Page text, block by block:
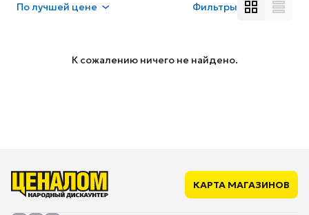
Получшей цене Фильтры
К сожалению ничего не найдено.
КАРТА МАГАЗИНОВ